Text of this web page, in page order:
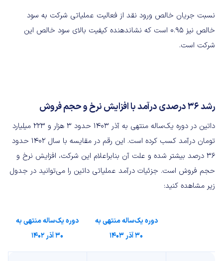
نسبت جریان خالص ورود نقد از فعالیت عملیاتی شرکت به سود
خالص نیز 0.95 است که نشاندهنده کیفیت بالای سود خالص این
شرکت است.
رشد ۳۶ درصدی درآمد با افزایش نرخ و حجم فروش
داتین در دوره یک‌ساله منتهی به آذر 1403 حدود 3 هزار و 223 میلیارد
تومان درآمد کسب کرده است. این رقم در مقایسه با سال 1402 حدود
36 درصد بیشتر شده و علت آن بنابراعلام این شرکت، افزایش نرخ و
حجم فروش است. جزئیات درآمد عملیاتی داتین را می‌توانید در جدول
زیر مشاهده کنید:
دوره یک‌ساله منتهی به
30 آذر 1403
دوره یک‌ساله منتهی به
30 آذر 1402